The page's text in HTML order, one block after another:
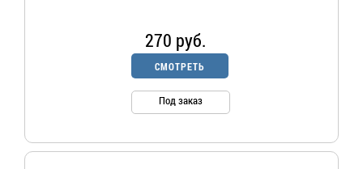
270 руб.
СМОТРЕТЬ
Под заказ